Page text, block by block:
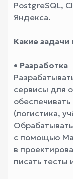
PostgreSQL,
Яндекса.
Какие задачи
• Разработка
сервисы для
(логистика,
с помощью
в
писать тесты